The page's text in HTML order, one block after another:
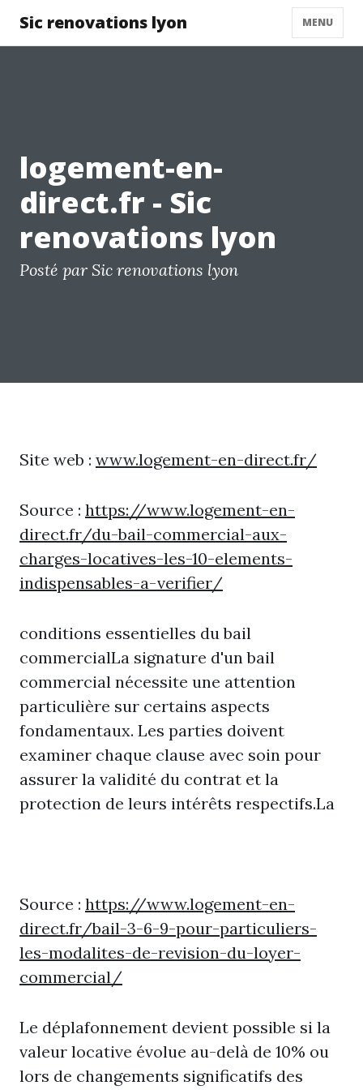
Sic renovations lyon MENU
logement-en-
direct.fr - Sic
renovations lyon
Posté par Sic renovations lyon
Site web : www.logement-en-direct.fr/
Source : https://www.logement-en-
direct.fr/du-bail-commercial-aux-
charges-locatives-les-10-elements-
indispensables-a-verifier/
conditions essentielles du bail
commercialLa signature d'un bail
commercial nécessite une attention
particulière sur certains aspects
fondamentaux. Les parties doivent
examiner chaque clause avec soin pour
assurer la validité du contrat et la
protection de leurs intérêts respectifs.La
Source : https://www.logement-en-
direct.fr/bail-3-6-9-pour-particuliers-
les-modalites-de-revision-du-loyer-
commercial/
Le déplafonnement devient possible si la
valeur locative évolue au-delà de 10% ou
lors de changements significatifs des